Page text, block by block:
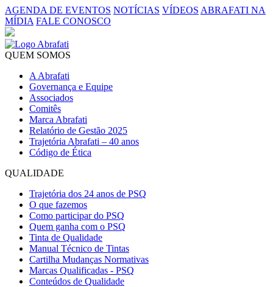
AGENDA DE EVENTOS NOTÍCIAS VÍDEOS ABRAFATI NA
MÍDIA FALE CONOSCO
QUEM SOMOS
A Abrafati
Governança e Equipe
Associados
Comitês
Marca Abrafati
Relatório de Gestão 2025
Trajetória Abrafati – 40 anos
Código de Ética
QUALIDADE
Trajetória dos 24 anos de PSQ
O que fazemos
Como participar do PSQ
Quem ganha com o PSQ
Tinta de Qualidade
Manual Técnico de Tintas
Cartilha Mudanças Normativas
Marcas Qualificadas - PSQ
Conteúdos de Qualidade